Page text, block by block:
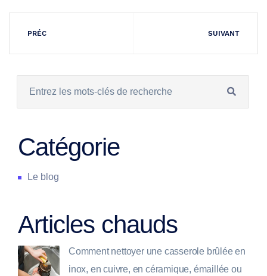
PRÉC SUIVANT
Catégorie
Le blog
Articles chauds
Comment nettoyer une casserole brûlée en
inox, en cuivre, en céramique, émaillée ou